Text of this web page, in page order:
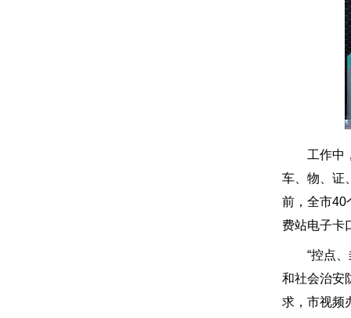
工作中，
车、物、证
前，全市40
费站电子卡
“控点、封
和社会治安
求，市视频